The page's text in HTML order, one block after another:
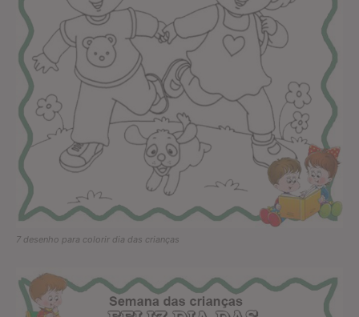
7 desenho para colorir dia das crianças